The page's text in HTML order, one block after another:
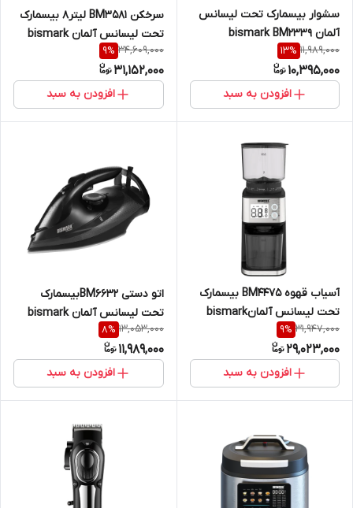
سشوار بیسمارک تحت لیسانس
آلمان bismark BM2339
11,989,000
13%
10,395,000
افزودن به سبد
سرخکن BM3581 لیتر8 بیسمارک
تحت لیسانس آلمان bismark
34,609,000
9%
31,152,000
افزودن به سبد
آسیاب قهوه BM4475 بیسمارک
تحت لیسانس آلمانbismark
31,947,000
9%
29,023,000
افزودن به سبد
اتو دستی BM6632بیسمارک
تحت لیسانس آلمان bismark
13,053,000
8%
11,989,000
افزودن به سبد